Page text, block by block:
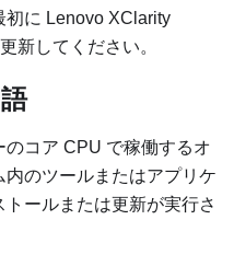
初に Lenovo XClarity
新してください。
のコア CPU で稼働するオ
のツールまたはアプリケ
ールまたは更新が実行さ